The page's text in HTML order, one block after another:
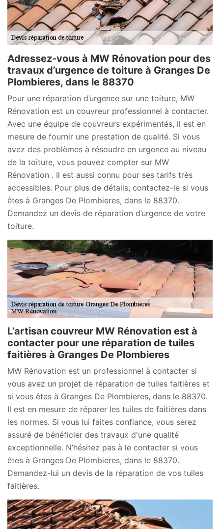
Adressez-vous à MW Rénovation pour des
travaux d’urgence de toiture à Granges De
Plombieres, dans le 88370
Pour une réparation d’urgence sur une toiture, MW
Rénovation est un couvreur professionnel à contacter.
Avec une équipe de couvreurs expérimentés, il est en
mesure de fournir une prestation de qualité. Si vous
avez des problèmes à résoudre en urgence au niveau
de la toiture, vous pouvez compter sur MW
Rénovation . Il est aussi connu pour ses tarifs très
accessibles. Pour plus de détails, contactez-le si vous
êtes à Granges De Plombieres, dans le 88370.
Demandez un devis de réparation d’urgence de votre
toiture.
L’artisan couvreur MW Rénovation est à
contacter pour une réparation de tuiles
faitières à Granges De Plombieres
MW Rénovation est un professionnel à contacter si
vous avez un projet de réparation de tuiles faitières et
si vous êtes à Granges De Plombieres, dans le 88370.
Il est en mesure de réparer les tuiles de faitières dans
les normes. Si vous lui faites confiance, vous serez
assuré de bénéficier des travaux d'une qualité
exceptionnelle. N’hésitez pas à le contacter si vous
êtes à Granges De Plombieres, dans le 88370.
Demandez-lui un devis de la réparation de vos tuiles
faitières.